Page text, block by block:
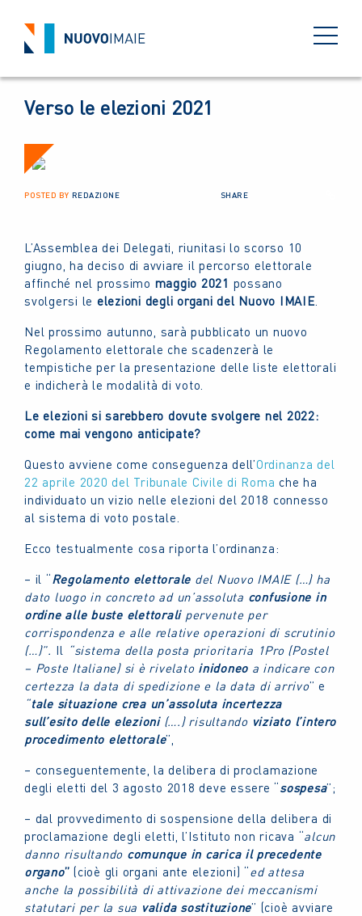
Verso le elezioni 2021
POSTED BY REDAZIONE SHARE
L’Assemblea dei Delegati, riunitasi lo scorso 10
giugno, ha deciso di avviare il percorso elettorale
affinché nel prossimo maggio 2021 possano
svolgersi le elezioni degli organi del Nuovo IMAIE.
Nel prossimo autunno, sarà pubblicato un nuovo
Regolamento elettorale che scadenzerà le
tempistiche per la presentazione delle liste elettorali
e indicherà le modalità di voto.
Le elezioni si sarebbero dovute svolgere nel 2022:
come mai vengono anticipate?
Questo avviene come conseguenza dell’Ordinanza del
22 aprile 2020 del Tribunale Civile di Roma che ha
individuato un vizio nelle elezioni del 2018 connesso
al sistema di voto postale.
Ecco testualmente cosa riporta l’ordinanza:
– il “Regolamento elettorale del Nuovo IMAIE (…) ha
dato luogo in concreto ad un’assoluta confusione in
ordine alle buste elettoralipervenute per
corrispondenza e alle relative operazioni di scrutinio
(…)”. Il “sistema della posta prioritaria 1Pro (Postel
– Poste Italiane) si è rivelato inidoneo a indicare con
certezza la data di spedizione e la data di arrivo” e
“tale situazione crea un’assoluta incertezza
sull’esito delle elezioni (….) risultando viziato l’intero
procedimento elettorale”,
– conseguentemente, la delibera di proclamazione
degli eletti del 3 agosto 2018 deve essere “sospesa”;
– dal provvedimento di sospensione della delibera di
proclamazione degli eletti, l’Istituto non ricava “alcun
danno risultando comunque in carica il precedente
organo” (cioè gli organi ante elezioni) “ed attesa
anche la possibilità di attivazione dei meccanismi
statutari per la sua valida sostituzione” (cioè avviare